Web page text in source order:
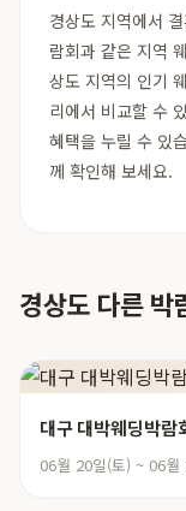
경상도 지역에서
람회과 같은 지역
상도 지역의 인기
리에서 비교할 수
혜택을 누릴 수 있
께 확인해 보세요.
경상도 다른 박
대구 대박웨딩박람
06월 20일(토) ~ 06월